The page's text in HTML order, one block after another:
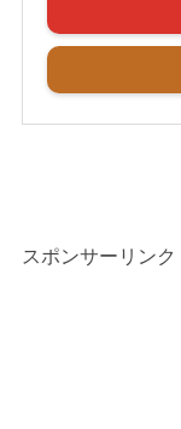
スポンサーリンク